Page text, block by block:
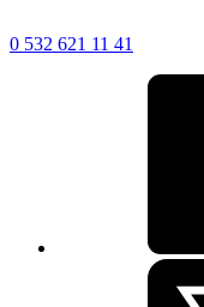
0 532 621 11 41